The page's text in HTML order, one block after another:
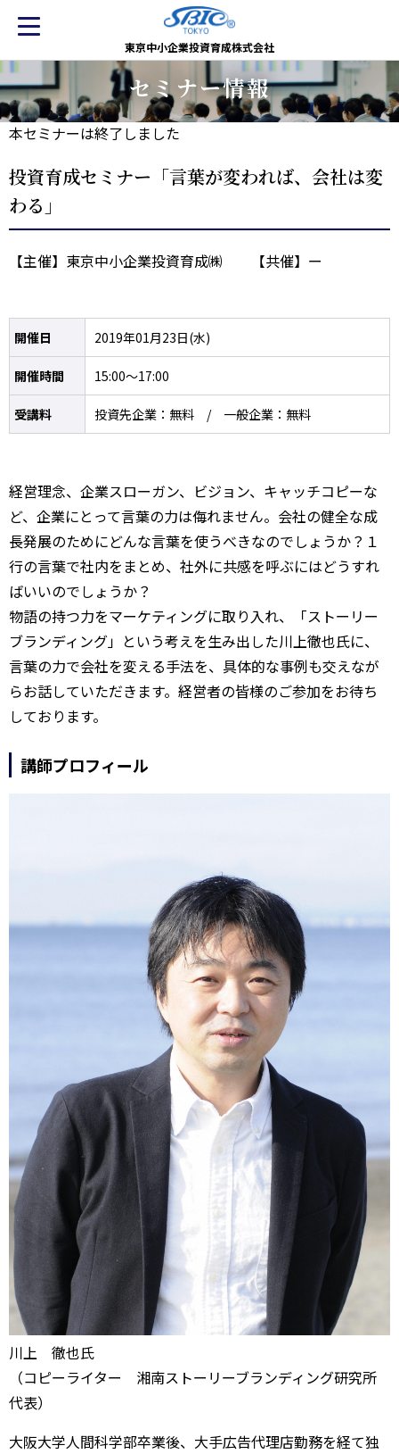
東京中小企業投資育成株式会社
セミナー情報
本セミナーは終了しました
投資育成セミナー「言葉が変われば、会社は変
わる」
【主催】東京中小企業投資育成㈱ 【共催】ー
開催日 2019年01月23日(水)
開催時間 15:00～17:00
受講料 投資先企業：無料 / 一般企業：無料
経営理念、企業スローガン、ビジョン、キャッチコピーな
ど、企業にとって言葉の力は侮れません。会社の健全な成
長発展のためにどんな言葉を使うべきなのでしょうか？１
行の言葉で社内をまとめ、社外に共感を呼ぶにはどうすれ
ばいいのでしょうか？
物語の持つ力をマーケティングに取り入れ、「ストーリー
ブランディング」という考えを生み出した川上徹也氏に、
言葉の力で会社を変える手法を、具体的な事例も交えなが
らお話していただきます。経営者の皆様のご参加をお待ち
しております。
講師プロフィール
川上 徹也氏
（コピーライター 湘南ストーリーブランディング研究所
代表）
大阪大学人間科学部卒業後、大手広告代理店勤務を経て独